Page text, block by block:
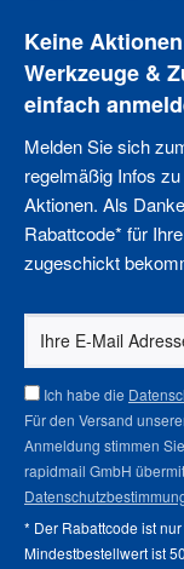
Keine
Werkzeuge &
einfach
Melden Sie sich
regelmäßig Infos
Aktionen. Als
Rabattcode* für
zugeschickt
Ich habe die
Für den Versand
Anmeldung stimmen
rapidmail GmbH
* Der Rabattcode ist
Mindestbestellwert ist